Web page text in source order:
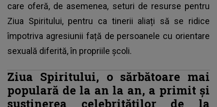
care oferă, de asemenea, seturi de resurse pentru
Ziua Spiritului, pentru ca tinerii aliați să se ridice
împotriva agresiunii față de persoanele cu orientare
sexuală diferită, în propriile școli.
Ziua Spiritului, o sărbătoare mai
populară de la an la an, a primit și
susținerea celebrităților de la